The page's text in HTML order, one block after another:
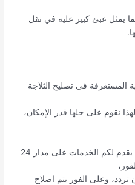
يمثل عبئ كبير عليه في نقل
المستغرقة في تصليح الثلاجة
نقوم على حلها قدر الإمكان،
يقدم لكم الخدمات على مدار 24
وعلى الفور يتم اصلاح